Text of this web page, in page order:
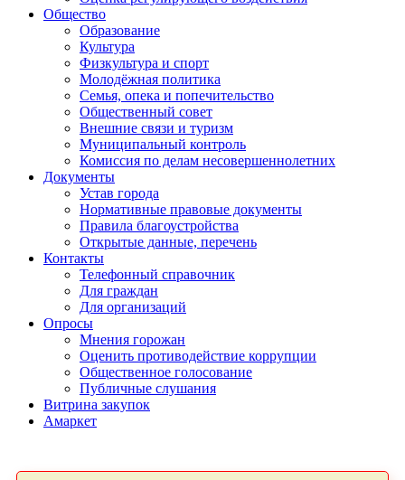
Общество
Образование
Культура
Физкультура и спорт
Молодёжная политика
Семья, опека и попечительство
Общественный совет
Внешние связи и туризм
Муниципальный контроль
Комиссия по делам несовершеннолетних
Документы
Устав города
Нормативные правовые документы
Правила благоустройства
Открытые данные, перечень
Контакты
Телефонный справочник
Для граждан
Для организаций
Опросы
Мнения горожан
Оценить противодействие коррупции
Общественное голосование
Публичные слушания
Витрина закупок
Амаркет